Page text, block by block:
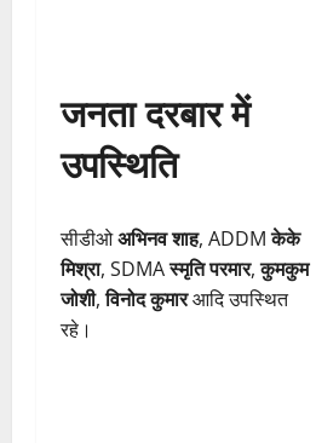
जनता दरबार में
उपस्थिति
सीडीओअभिनव शाह, ADDMकेके
मिश्रा, SDMAस्मृति परमार,कुमकुम
जोशी,विनोद कुमारआदि उपस्थित
रहे।